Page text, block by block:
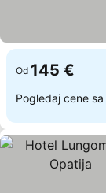
Od 145 €
Pogledaj cene sa